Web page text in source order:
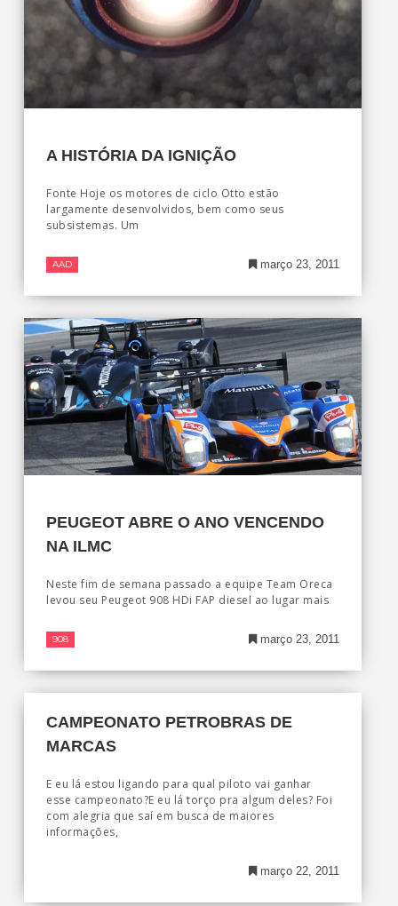
A HISTÓRIA DA IGNIÇÃO
Fonte Hoje os motores de ciclo Otto estão
largamente desenvolvidos, bem como seus
subsistemas. Um
AAD março 23, 2011
PEUGEOT ABRE O ANO VENCENDO
NA ILMC
Neste fim de semana passado a equipe Team Oreca
levou seu Peugeot 908 HDi FAP diesel ao lugar mais
908 março 23, 2011
CAMPEONATO PETROBRAS DE
MARCAS
E eu lá estou ligando para qual piloto vai ganhar
esse campeonato?E eu lá torço pra algum deles? Foi
com alegria que saí em busca de maiores
informações,
março 22, 2011